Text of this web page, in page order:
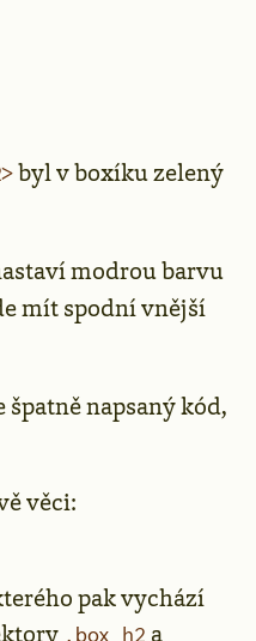
byl v boxíku zelený
modrou barvu
mít spodní vnější
špatně napsaný kód,
věci:
pak vychází
.box h2 a